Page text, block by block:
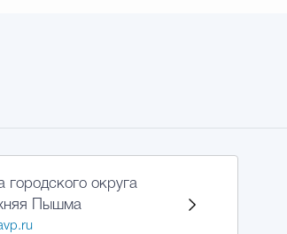
городского округа
Пышма